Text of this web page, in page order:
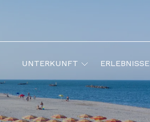
UNTERKUNFT ERLEBNISSE